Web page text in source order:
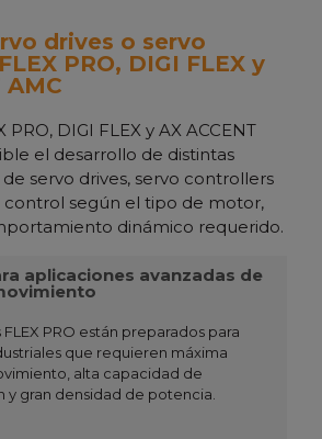
drives o servo
PRO, DIGI FLEX y
AMC
PRO, DIGI FLEX y AX ACCENT
el desarrollo de distintas
servo drives, servo controllers
según el tipo de motor,
dinámico requerido.
aplicaciones avanzadas de
PRO están preparados para
que requieren máxima
alta capacidad de
y gran densidad de potencia.